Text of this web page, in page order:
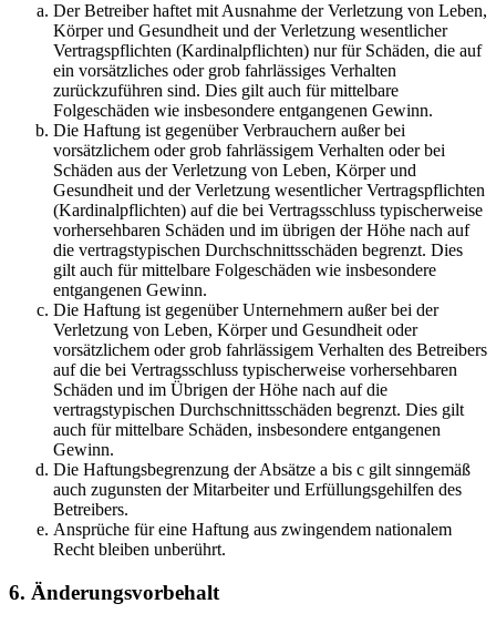
Der Betreiber haftet mit Ausnahme der Verletzung von Leben,
Körper und Gesundheit und der Verletzung wesentlicher
Vertragspflichten (Kardinalpflichten) nur für Schäden, die auf
ein vorsätzliches oder grob fahrlässiges Verhalten
zurückzuführen sind. Dies gilt auch für mittelbare
Folgeschäden wie insbesondere entgangenen Gewinn.
Die Haftung ist gegenüber Verbrauchern außer bei
vorsätzlichem oder grob fahrlässigem Verhalten oder bei
Schäden aus der Verletzung von Leben, Körper und
Gesundheit und der Verletzung wesentlicher Vertragspflichten
(Kardinalpflichten) auf die bei Vertragsschluss typischerweise
vorhersehbaren Schäden und im übrigen der Höhe nach auf
die vertragstypischen Durchschnittsschäden begrenzt. Dies
gilt auch für mittelbare Folgeschäden wie insbesondere
entgangenen Gewinn.
Die Haftung ist gegenüber Unternehmern außer bei der
Verletzung von Leben, Körper und Gesundheit oder
vorsätzlichem oder grob fahrlässigem Verhalten des Betreibers
auf die bei Vertragsschluss typischerweise vorhersehbaren
Schäden und im Übrigen der Höhe nach auf die
vertragstypischen Durchschnittsschäden begrenzt. Dies gilt
auch für mittelbare Schäden, insbesondere entgangenen
Gewinn.
Die Haftungsbegrenzung der Absätze a bis c gilt sinngemäß
auch zugunsten der Mitarbeiter und Erfüllungsgehilfen des
Betreibers.
Ansprüche für eine Haftung aus zwingendem nationalem
Recht bleiben unberührt.
6. Änderungsvorbehalt